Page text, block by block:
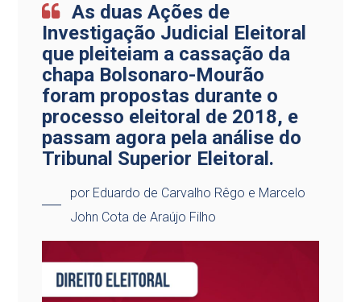
As duas Ações de
Investigação Judicial Eleitoral
que pleiteiam a cassação da
chapa Bolsonaro-Mourão
foram propostas durante o
processo eleitoral de 2018, e
passam agora pela análise do
Tribunal Superior Eleitoral.
por Eduardo de Carvalho Rêgo e Marcelo
John Cota de Araújo Filho